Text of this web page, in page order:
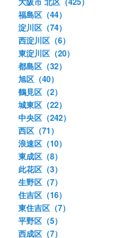
福島区（44）
淀川区（74）
西淀川区（6）
東淀川区（20）
都島区（32）
旭区（40）
鶴見区（2）
城東区（22）
中央区（242）
西区（71）
浪速区（10）
東成区（8）
此花区（3）
生野区（7）
住吉区（16）
東住吉区（7）
平野区（5）
西成区（7）